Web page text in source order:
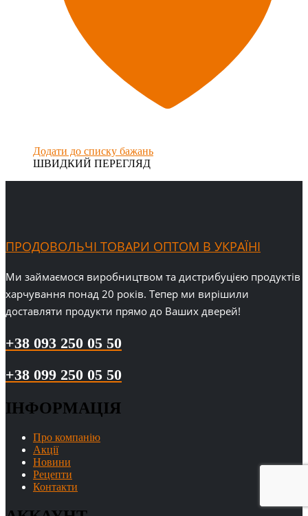
Додати до списку бажань
ШВИДКИЙ ПЕРЕГЛЯД
ПРОДОВОЛЬЧІ ТОВАРИ ОПТОМ В УКРАЇНІ
Ми займаємося виробництвом та дистрибуцією продуктів
харчування понад 20 років. Тепер ми вирішили
доставляти продукти прямо до Ваших дверей!
+38 093 250 05 50
+38 099 250 05 50
ІНФОРМАЦІЯ
Про компанію
Акції
Новини
Рецепти
Контакти